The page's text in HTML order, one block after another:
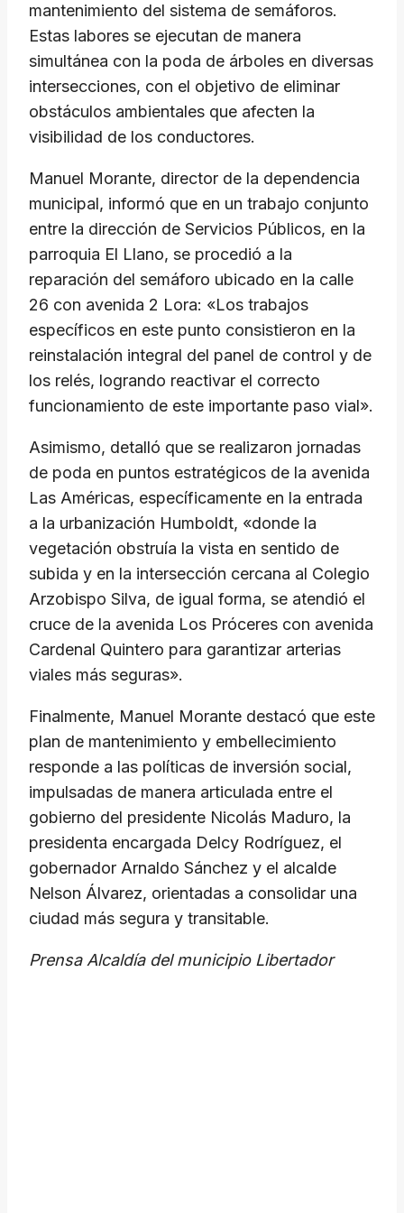
mantenimiento del sistema de semáforos.
Estas labores se ejecutan de manera
simultánea con la poda de árboles en diversas
intersecciones, con el objetivo de eliminar
obstáculos ambientales que afecten la
visibilidad de los conductores.
Manuel Morante, director de la dependencia
municipal, informó que en un trabajo conjunto
entre la dirección de Servicios Públicos, en la
parroquia El Llano, se procedió a la
reparación del semáforo ubicado en la calle
26 con avenida 2 Lora: «Los trabajos
específicos en este punto consistieron en la
reinstalación integral del panel de control y de
los relés, logrando reactivar el correcto
funcionamiento de este importante paso vial».
Asimismo, detalló que se realizaron jornadas
de poda en puntos estratégicos de la avenida
Las Américas, específicamente en la entrada
a la urbanización Humboldt, «donde la
vegetación obstruía la vista en sentido de
subida y en la intersección cercana al Colegio
Arzobispo Silva, de igual forma, se atendió el
cruce de la avenida Los Próceres con avenida
Cardenal Quintero para garantizar arterias
viales más seguras».
Finalmente, Manuel Morante destacó que este
plan de mantenimiento y embellecimiento
responde a las políticas de inversión social,
impulsadas de manera articulada entre el
gobierno del presidente Nicolás Maduro, la
presidenta encargada Delcy Rodríguez, el
gobernador Arnaldo Sánchez y el alcalde
Nelson Álvarez, orientadas a consolidar una
ciudad más segura y transitable.
Prensa Alcaldía del municipio Libertador